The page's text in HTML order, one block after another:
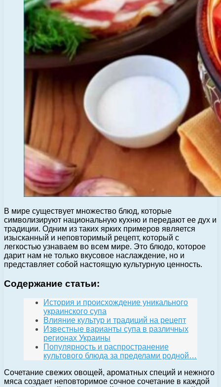
В мире существует множество блюд, которые
символизируют национальную кухню и передают ее дух и
традиции. Одним из таких ярких примеров является
изысканный и неповторимый рецепт, который с
легкостью узнаваем во всем мире. Это блюдо, которое
дарит нам не только вкусовое наслаждение, но и
представляет собой настоящую культурную ценность.
Содержание статьи:
История и происхождение уникального
украинского супа
Влияние культур и традиций на рецепт
Известные варианты супа в различных
регионах Украины
Популярность и распространение
культового блюда за пределами родной…
Сочетание свежих овощей, ароматных специй и нежного
мяса создает неповторимое сочное сочетание в каждой